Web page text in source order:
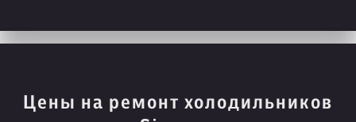
Цены на ремонт холодильников